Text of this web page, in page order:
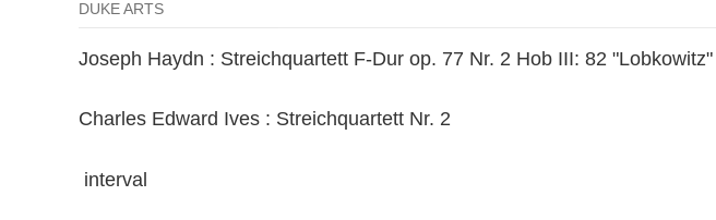
DUKE ARTS
Joseph Haydn : Streichquartett F-Dur op. 77 Nr. 2 Hob III: 82 "Lobkowitz"
Charles Edward Ives : Streichquartett Nr. 2
interval